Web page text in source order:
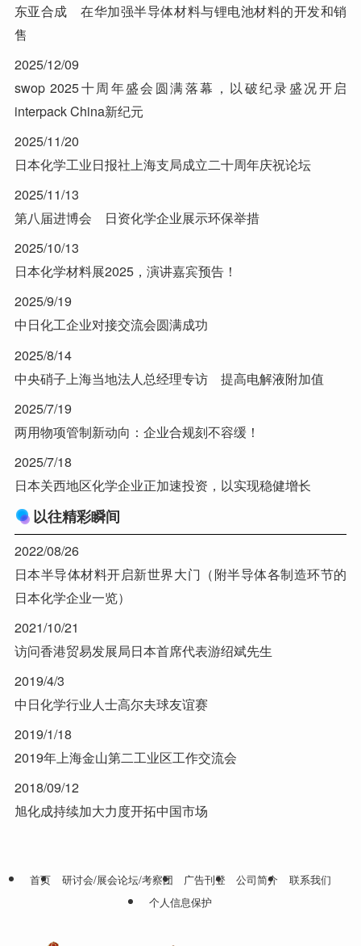
东亚合成 在华加强半导体材料与锂电池材料的开发和销
售
2025/12/09
swop 2025十周年盛会圆满落幕，以破纪录盛况开启
interpack China新纪元
2025/11/20
日本化学工业日报社上海支局成立二十周年庆祝论坛
2025/11/13
第八届进博会 日资化学企业展示环保举措
2025/10/13
日本化学材料展2025，演讲嘉宾预告！
2025/9/19
中日化工企业对接交流会圆满成功
2025/8/14
中央硝子上海当地法人总经理专访 提高电解液附加值
2025/7/19
两用物项管制新动向：企业合规刻不容缓！
2025/7/18
日本关西地区化学企业正加速投资，以实现稳健增长
以往精彩瞬间
2022/08/26
日本半导体材料开启新世界大门（附半导体各制造环节的
日本化学企业一览）
2021/10/21
访问香港贸易发展局日本首席代表游绍斌先生
2019/4/3
中日化学行业人士高尔夫球友谊赛
2019/1/18
2019年上海金山第二工业区工作交流会
2018/09/12
旭化成持续加大力度开拓中国市场
首页 研讨会/展会论坛/考察团 广告刊登 公司简介
联系我们
个人信息保护